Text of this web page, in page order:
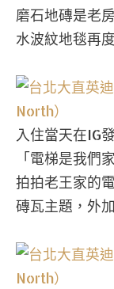
磨石地磚是老
水波紋地毯再
入住當天在IG
「電梯是我們
拍拍老王家的
磚瓦主題，外